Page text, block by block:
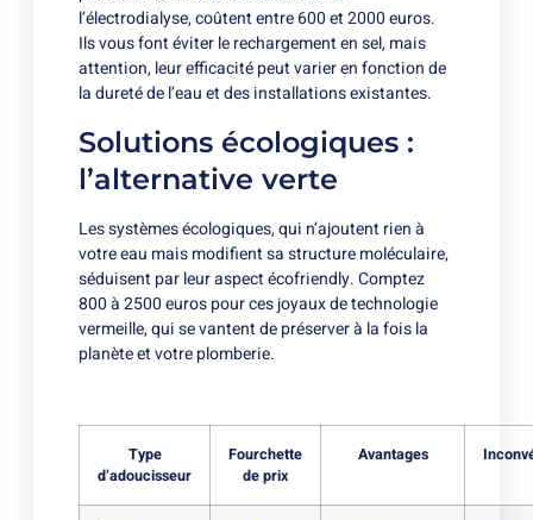
l’électrodialyse, coûtent entre 600 et 2000 euros.
Ils vous font éviter le rechargement en sel, mais
attention, leur efficacité peut varier en fonction de
la dureté de l’eau et des installations existantes.
Solutions écologiques :
l’alternative verte
Les systèmes écologiques, qui n’ajoutent rien à
votre eau mais modifient sa structure moléculaire,
séduisent par leur aspect écofriendly. Comptez
800 à 2500 euros pour ces joyaux de technologie
vermeille, qui se vantent de préserver à la fois la
planète et votre plomberie.
Type
d’adoucisseur
Fourchette
de prix
Avantages